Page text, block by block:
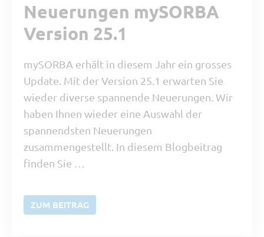
Neuerungen mySORBA
Version 25.1
mySORBA erhält in diesem Jahr ein grosses
Update. Mit der Version 25.1 erwarten Sie
wieder diverse spannende Neuerungen. Wir
haben Ihnen wieder eine Auswahl der
spannendsten Neuerungen
zusammengestellt. In diesem Blogbeitrag
finden Sie …
ZUM BEITRAG